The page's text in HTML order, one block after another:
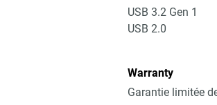
USB 3.2 Gen 1
USB 2.0
Warranty
Garantie limitée